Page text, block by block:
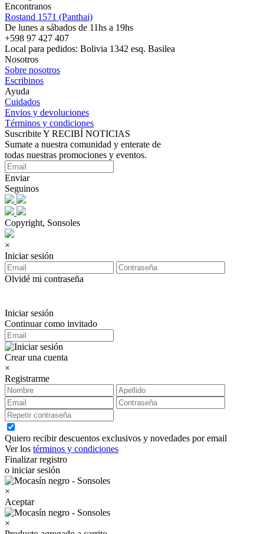
Encontranos
Rostand 1571 (Panthai)
De lunes a sábados de 11hs a 19hs
+598 97 427 407
Local para pedidos: Bolivia 1342 esq. Basilea
Nosotros
Sobre nosotros
Escribinos
Ayuda
Cuidados
Envios y devoluciones
Términos y condiciones
Suscribite Y RECIBÍ NOTICIAS
Sumate a nuestra comunidad y enterate de
todas nuestras promociones y eventos.
Enviar
Seguinos
Copyright, Sonsoles
×
Iniciar sesión
Olvidé mi contraseña
Iniciar sesión
Continuar como invitado
Crear una cuenta
×
Registrarme
Quiero recibir descuentos exclusivos y novedades por email
Ver los términos y condiciones
Finalizar registro
o iniciar sesión
×
Aceptar
×